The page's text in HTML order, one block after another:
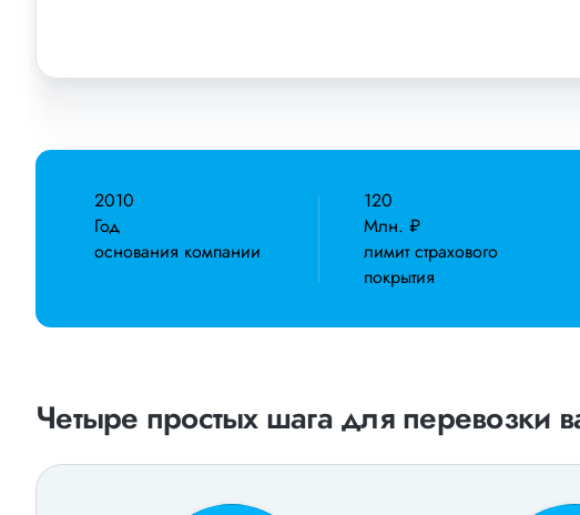
2010
Год
основания компании
120
Млн. ₽
лимит страхового
покрытия
Четыре простых шага для перевозки